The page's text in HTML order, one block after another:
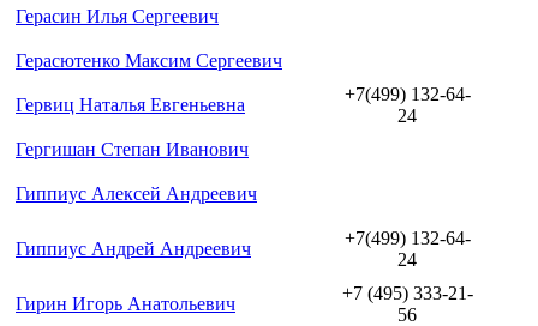
Герасин Илья Сергеевич
Герасютенко Максим Сергеевич
Гервиц Наталья Евгеньевна
+7(499) 132-64-
24
Гергишан Степан Иванович
Гиппиус Алексей Андреевич
Гиппиус Андрей Андреевич
+7(499) 132-64-
24
Гирин Игорь Анатольевич
+7 (495) 333-21-
56